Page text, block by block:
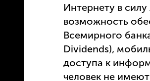
Интернету в
возможность
Всемирного
Dividends),
доступа к
человек не